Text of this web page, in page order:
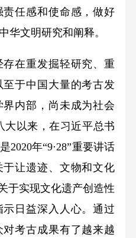
任感和使命感，做好
华文明研究和阐释。
在重发掘轻研究、重
于中国大量的考古发
内部，尚未成为社会
大以来，在习近平总书
2020年“9·28”重要讲话
让遗迹、文物和文化
于实现文化遗产创造性
日益深入人心。通过
考古成果有了越来越